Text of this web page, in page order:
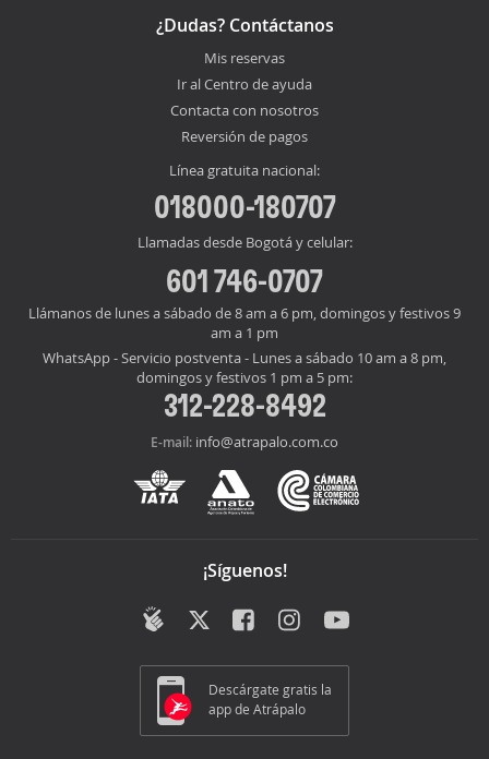
¿Dudas? Contáctanos
Mis reservas
Ir al Centro de ayuda
Contacta con nosotros
Reversión de pagos
Línea gratuita nacional:
018000-180707
Llamadas desde Bogotá y celular:
601 746-0707
Llámanos de lunes a sábado de 8 am a 6 pm, domingos y festivos 9
am a 1 pm
WhatsApp - Servicio postventa - Lunes a sábado 10 am a 8 pm,
domingos y festivos 1 pm a 5 pm:
312-228-8492
E-mail: info@atrapalo.com.co
¡Síguenos!
Descárgate gratis la
app de Atrápalo